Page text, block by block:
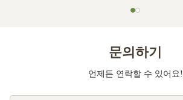
문의하기
언제든 연락할 수 있어요!